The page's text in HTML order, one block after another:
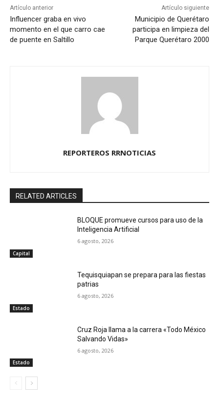
Artículo anterior
Influencer graba en vivo
momento en el que carro cae
de puente en Saltillo
Artículo siguiente
Municipio de Querétaro
participa en limpieza del
Parque Querétaro 2000
REPORTEROS RRNOTICIAS
RELATED ARTICLES
Capital
BLOQUE promueve cursos para uso de la
Inteligencia Artificial
6 agosto, 2026
Estado
Tequisquiapan se prepara para las fiestas
patrias
6 agosto, 2026
Estado
Cruz Roja llama a la carrera «Todo México
Salvando Vidas»
6 agosto, 2026